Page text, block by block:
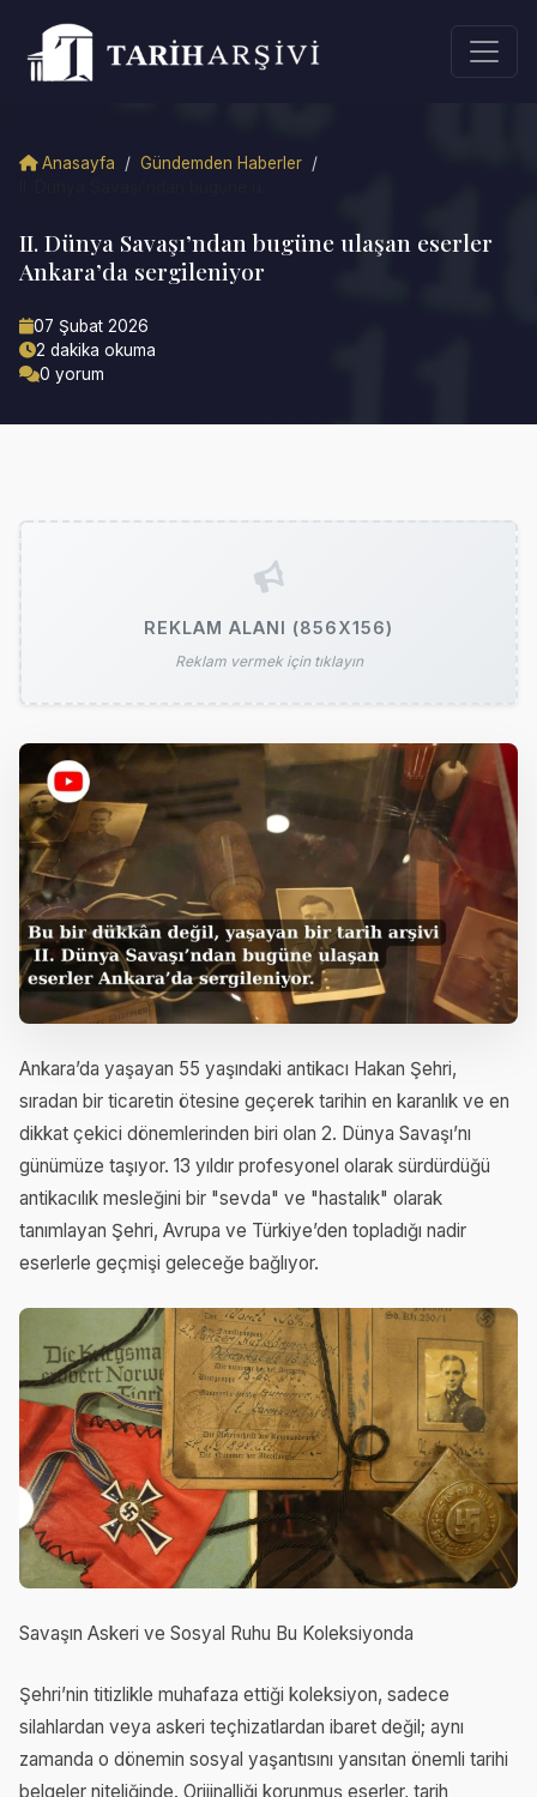
Anasayfa / Gündemden Haberler /
II. Dünya Savaşı’ndan bugüne ulaşan eserler
Ankara’da sergileniyor
07 Şubat 2026
2 dakika okuma
0 yorum
REKLAM ALANI (856X156)
Reklam vermek için tıklayın
Ankara’da yaşayan 55 yaşındaki antikacı Hakan Şehri,
sıradan bir ticaretin ötesine geçerek tarihin en karanlık ve en
dikkat çekici dönemlerinden biri olan 2. Dünya Savaşı’nı
günümüze taşıyor. 13 yıldır profesyonel olarak sürdürdüğü
antikacılık mesleğini bir "sevda" ve "hastalık" olarak
tanımlayan Şehri, Avrupa ve Türkiye’den topladığı nadir
eserlerle geçmişi geleceğe bağlıyor.
Savaşın Askeri ve Sosyal Ruhu Bu Koleksiyonda
Şehri’nin titizlikle muhafaza ettiği koleksiyon, sadece
silahlardan veya askeri teçhizatlardan ibaret değil; aynı
zamanda o dönemin sosyal yaşantısını yansıtan önemli tarihi
belgeler niteliğinde. Orijinalliği korunmuş eserler, tarih